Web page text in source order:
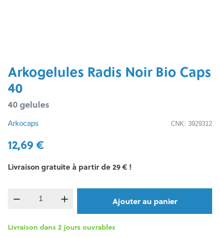
Arkogelules Radis Noir Bio Caps
40
40 gelules
Arkocaps CNK: 3929312
12,69 €
Livraison gratuite à partir de 29 € !
Quantité de produit : Entrez la quantité
Ajouter au panier
Livraison dans 2 jours ouvrables